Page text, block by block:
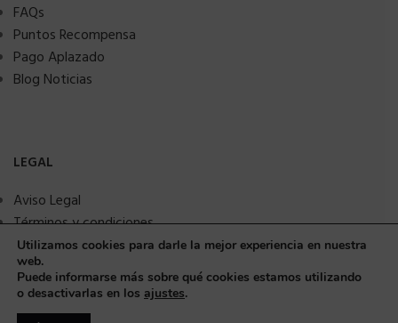
FAQs
Puntos Recompensa
Pago Aplazado
Blog Noticias
LEGAL
Aviso Legal
Términos y condiciones
Política de privacidad
Política de Cookies
Seguridad y protección a compradores
Utilizamos cookies para darle la mejor experiencia en nuestra
web.
Puede informarse más sobre qué cookies estamos utilizando
o desactivarlas en los ajustes.